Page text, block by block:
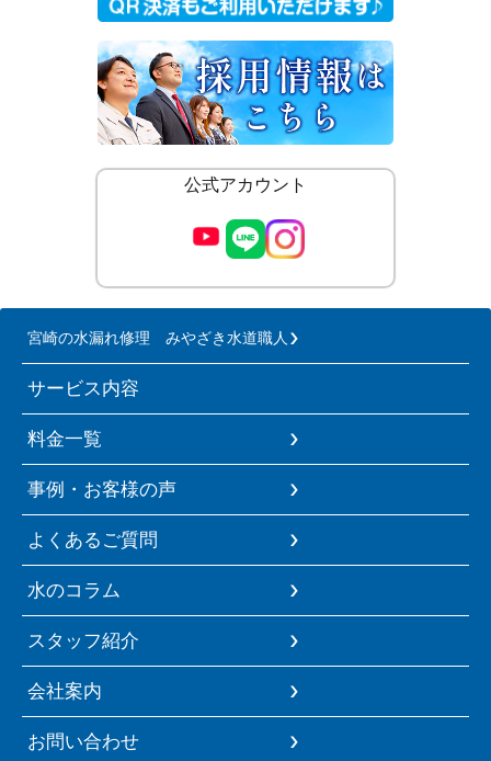
公式アカウント
宮崎の水漏れ修理 みやざき水道職人
サービス内容
料金一覧
事例・お客様の声
よくあるご質問
水のコラム
スタッフ紹介
会社案内
お問い合わせ